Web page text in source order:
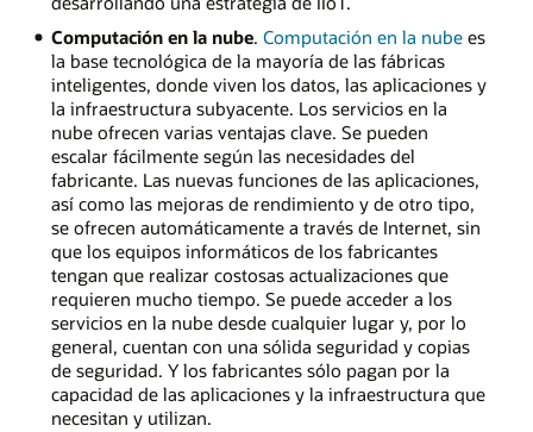
Computación en la nube. Computación en la nubees
la base tecnológica de la mayoría de las fábricas
inteligentes, donde viven los datos, las aplicaciones y
la infraestructura subyacente. Los servicios en la
nube ofrecen varias ventajas clave. Se pueden
escalar fácilmente según las necesidades del
fabricante. Las nuevas funciones de las aplicaciones,
así como las mejoras de rendimiento y de otro tipo,
se ofrecen automáticamente a través de Internet, sin
que los equipos informáticos de los fabricantes
tengan que realizar costosas actualizaciones que
requieren mucho tiempo. Se puede acceder a los
servicios en la nube desde cualquier lugar y, por lo
general, cuentan con una sólida seguridad y copias
de seguridad. Y los fabricantes sólo pagan por la
capacidad de las aplicaciones y la infraestructura que
necesitan y utilizan.